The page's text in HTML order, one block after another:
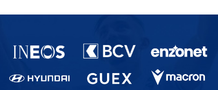
Partenaires du lausanne-Sport